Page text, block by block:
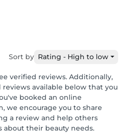
Sort by Rating - High to low
verified reviews. Additionally,
available below that you
booked an online
we encourage you to share
a review and help others
about their beauty needs.